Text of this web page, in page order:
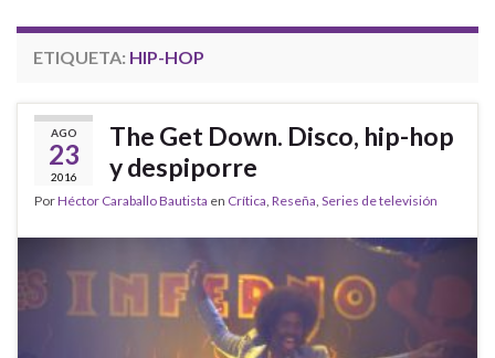
ETIQUETA: HIP-HOP
AGO
23
2016
The Get Down. Disco, hip-hop
y despiporre
PorHéctor Caraballo Bautista en Crítica Reseña Series de televisión